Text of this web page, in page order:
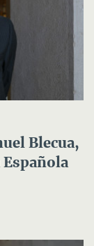
Blecua,